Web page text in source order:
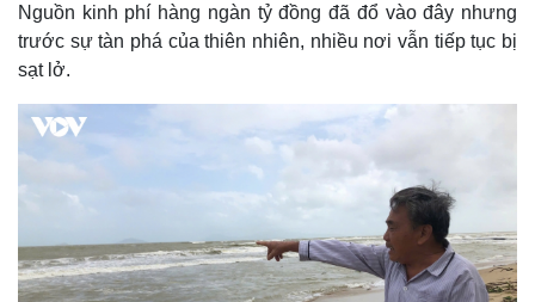
Nguồn kinh phí hàng ngàn tỷ đồng đã đổ vào đây nhưng
trước sự tàn phá của thiên nhiên, nhiều nơi vẫn tiếp tục bị
sạt lở.